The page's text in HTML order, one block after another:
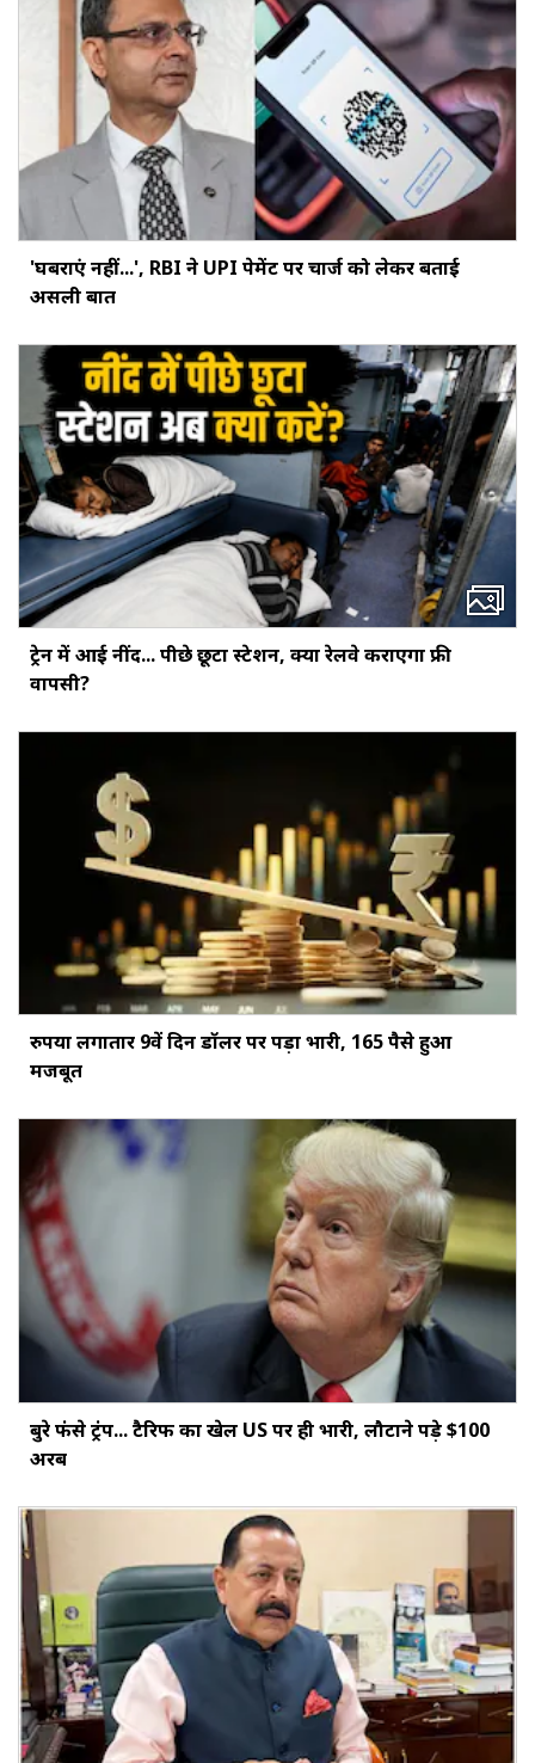
'घबराएं नहीं...', RBI ने UPI पेमेंट पर चार्ज को लेकर बताई
असली बात
ट्रेन में आई नींद... पीछे छूटा स्टेशन, क्या रेलवे कराएगा फ्री
वापसी?
रुपया लगातार 9वें दिन डॉलर पर पड़ा भारी, 165 पैसे हुआ
मजबूत
बुरे फंसे ट्रंप... टैरिफ का खेल US पर ही भारी, लौटाने पड़े $100
अरब